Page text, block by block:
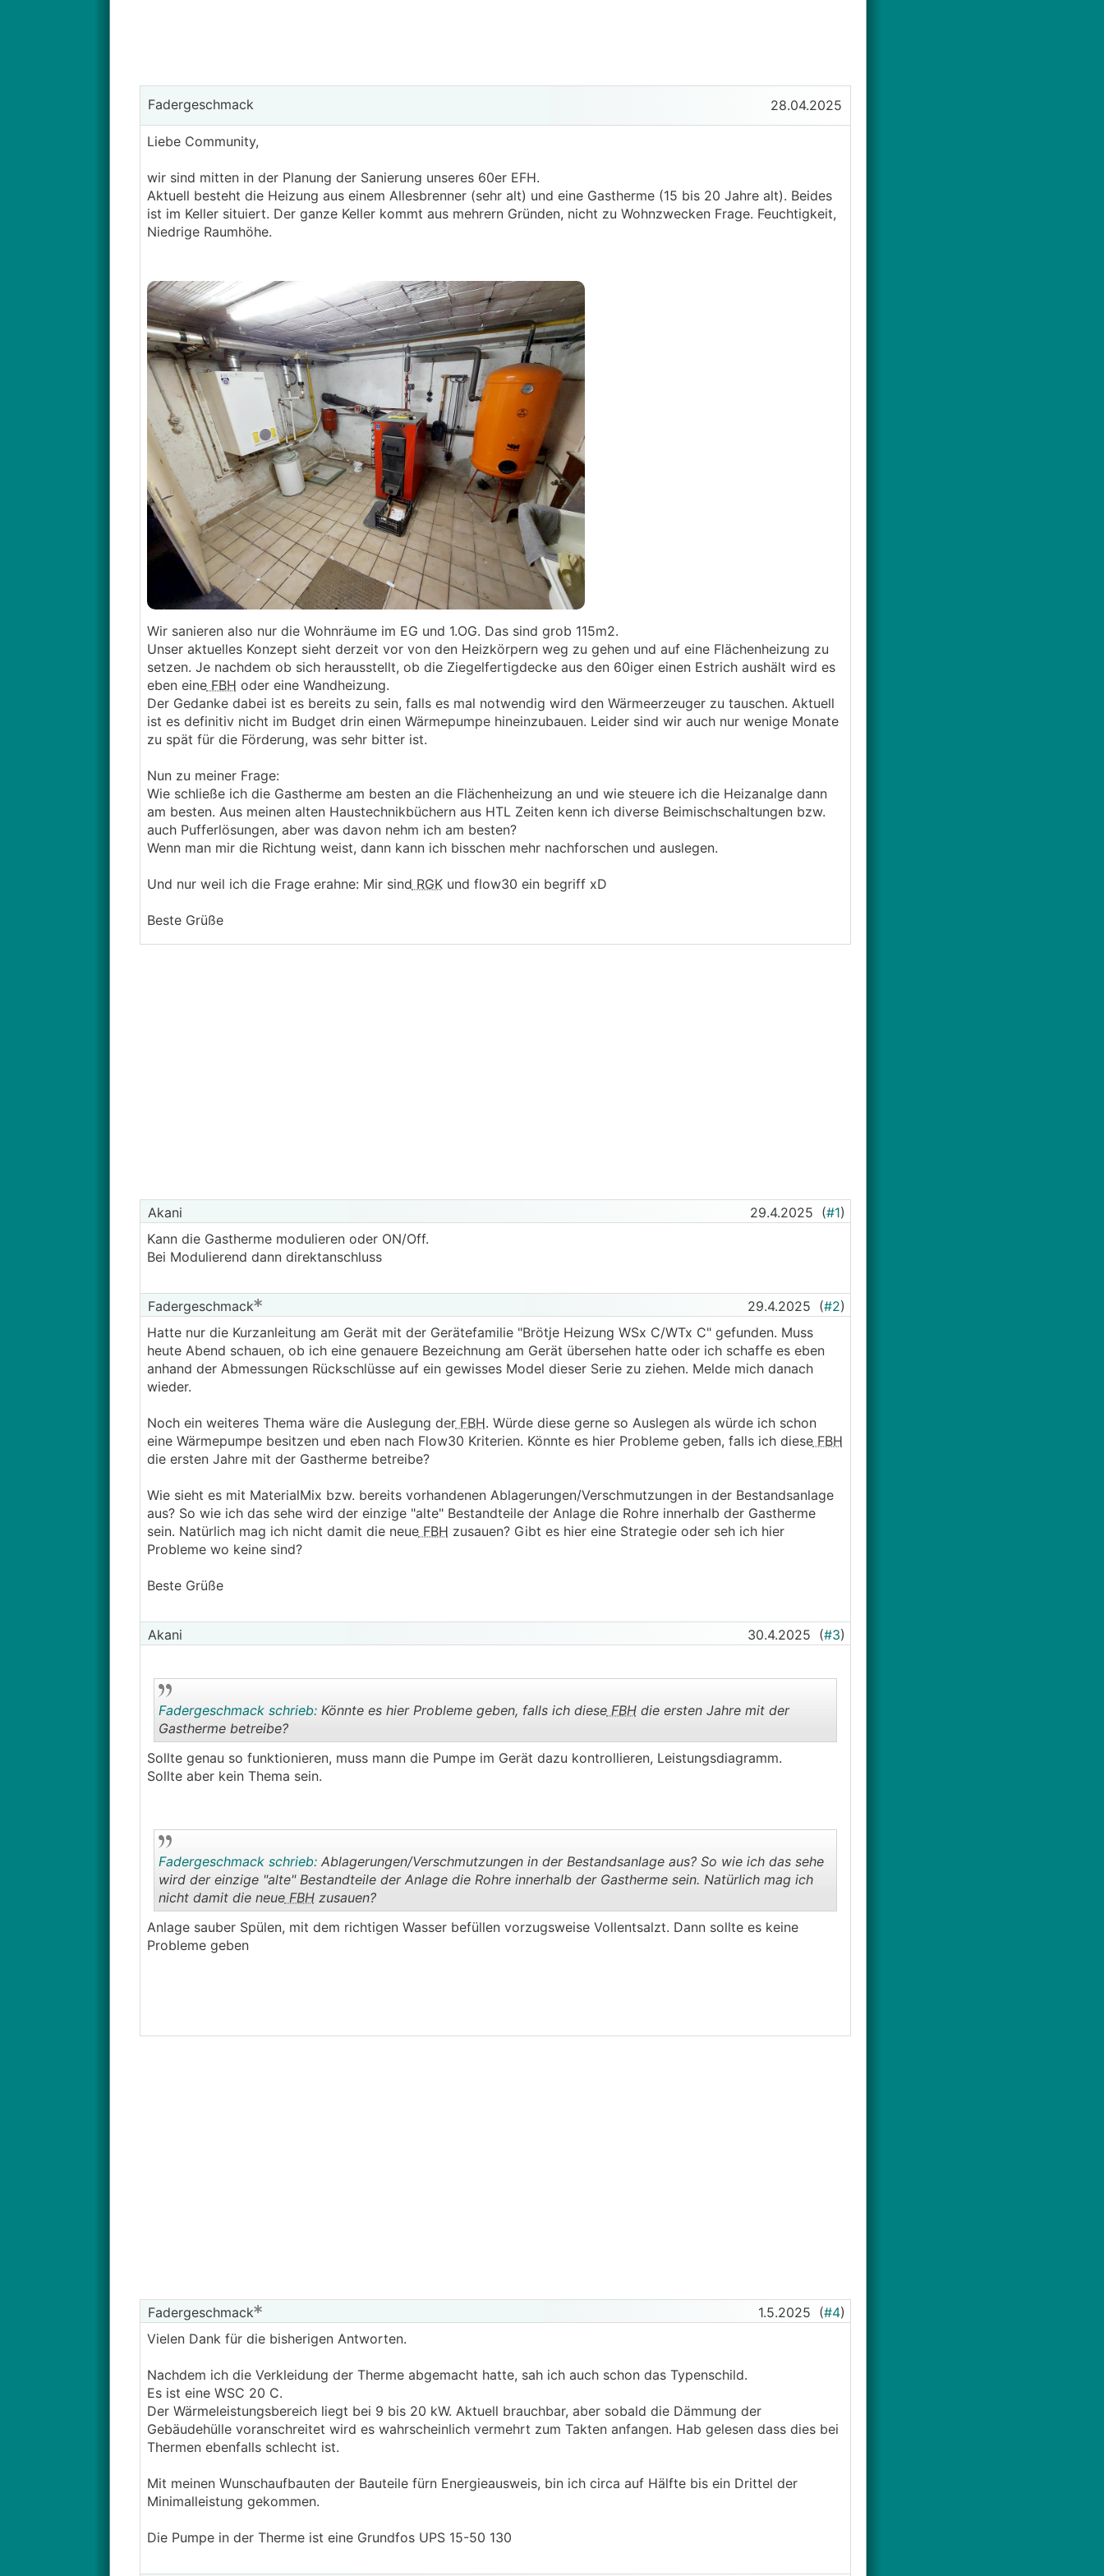
Fadergeschmack 28.04.2025
Liebe Community,
wir sind mitten in der Planung der Sanierung unseres 60er EFH.
Aktuell besteht die Heizung aus einem Allesbrenner (sehr alt) und eine Gastherme (15 bis 20 Jahre alt). Beides
ist im Keller situiert. Der ganze Keller kommt aus mehrern Gründen, nicht zu Wohnzwecken Frage. Feuchtigkeit,
Niedrige Raumhöhe.
Wir sanieren also nur die Wohnräume im EG und 1.OG. Das sind grob 115m2.
Unser aktuelles Konzept sieht derzeit vor von den Heizkörpern weg zu gehen und auf eine Flächenheizung zu
setzen. Je nachdem ob sich herausstellt, ob die Ziegelfertigdecke aus den 60iger einen Estrich aushält wird es
eben eineFBH oder eine Wandheizung.
Der Gedanke dabei ist es bereits zu sein, falls es mal notwendig wird den Wärmeerzeuger zu tauschen. Aktuell
ist es definitiv nicht im Budget drin einen Wärmepumpe hineinzubauen. Leider sind wir auch nur wenige Monate
zu spät für die Förderung, was sehr bitter ist.
Nun zu meiner Frage:
Wie schließe ich die Gastherme am besten an die Flächenheizung an und wie steuere ich die Heizanalge dann
am besten. Aus meinen alten Haustechnikbüchern aus HTL Zeiten kenn ich diverse Beimischschaltungen bzw.
auch Pufferlösungen, aber was davon nehm ich am besten?
Wenn man mir die Richtung weist, dann kann ich bisschen mehr nachforschen und auslegen.
Und nur weil ich die Frage erahne: Mir sind RGKund flow30 ein begriff xD
Beste Grüße
Akani 29.4.2025 (#1)
Kann die Gastherme modulieren oder ON/Off.
Bei Modulierend dann direktanschluss
Fadergeschmack 29.4.2025 (#2)
Hatte nur die Kurzanleitung am Gerät mit der Gerätefamilie "Brötje Heizung WSx C/WTx C" gefunden. Muss
heute Abend schauen, ob ich eine genauere Bezeichnung am Gerät übersehen hatte oder ich schaffe es eben
anhand der Abmessungen Rückschlüsse auf ein gewisses Model dieser Serie zu ziehen. Melde mich danach
wieder.
Noch ein weiteres Thema wäre die Auslegung derFBH. Würde diese gerne so Auslegen als würde ich schon
eine Wärmepumpe besitzen und eben nach Flow30 Kriterien. Könnte es hier Probleme geben, falls ich dieseFBH
die ersten Jahre mit der Gastherme betreibe?
Wie sieht es mit MaterialMix bzw. bereits vorhandenen Ablagerungen/Verschmutzungen in der Bestandsanlage
aus? So wie ich das sehe wird der einzige "alte" Bestandteile der Anlage die Rohre innerhalb der Gastherme
sein. Natürlich mag ich nicht damit die neueFBH zusauen? Gibt es hier eine Strategie oder seh ich hier
Probleme wo keine sind?
Beste Grüße
Akani 30.4.2025 (#3)
Fadergeschmack schrieb:Könnte es hier Probleme geben, falls ich dieseFBHdie ersten Jahre mit der
Gastherme betreibe?
Sollte genau so funktionieren, muss mann die Pumpe im Gerät dazu kontrollieren, Leistungsdiagramm.
Sollte aber kein Thema sein.
..
Fadergeschmack schrieb:Ablagerungen/Verschmutzungen in der Bestandsanlage aus? So wie ich das sehe
wird der einzige "alte" Bestandteile der Anlage die Rohre innerhalb der Gastherme sein. Natürlich mag ich
nicht damit die neueFBHzusauen?
Anlage sauber Spülen, mit dem richtigen Wasser befüllen vorzugsweise Vollentsalzt. Dann sollte es keine
Probleme geben
Fadergeschmack 1.5.2025 (#4)
Vielen Dank für die bisherigen Antworten.
Nachdem ich die Verkleidung der Therme abgemacht hatte, sah ich auch schon das Typenschild.
Es ist eine WSC 20 C.
Der Wärmeleistungsbereich liegt bei 9 bis 20 kW. Aktuell brauchbar, aber sobald die Dämmung der
Gebäudehülle voranschreitet wird es wahrscheinlich vermehrt zum Takten anfangen. Hab gelesen dass dies bei
Thermen ebenfalls schlecht ist.
Mit meinen Wunschaufbauten der Bauteile fürn Energieausweis, bin ich circa auf Hälfte bis ein Drittel der
Minimalleistung gekommen.
Die Pumpe in der Therme ist eine Grundfos UPS 15-50 130